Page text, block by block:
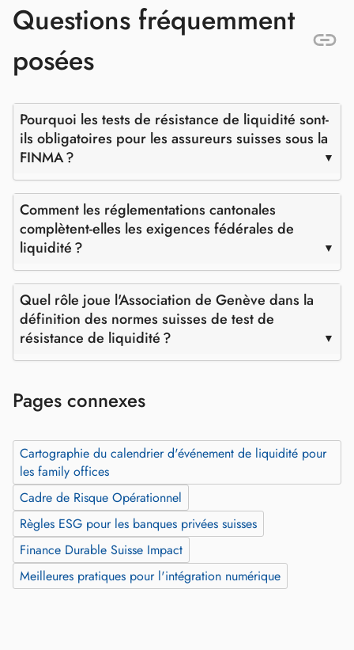
Questions fréquemment
posées
Pourquoi les tests de résistance de liquidité sont-
ils obligatoires pour les assureurs suisses sous la
FINMA ?
Comment les réglementations cantonales
complètent‑elles les exigences fédérales de
liquidité ?
Quel rôle joue l'Association de Genève dans la
définition des normes suisses de test de
résistance de liquidité ?
Pages connexes
Cartographie du calendrier d'événement de liquidité pour
les family offices
Cadre de Risque Opérationnel
Règles ESG pour les banques privées suisses
Finance Durable Suisse Impact
Meilleures pratiques pour l'intégration numérique